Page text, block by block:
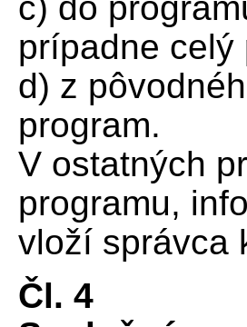
prípadne celý
d) z
program.
V ostatných
programu,
vloží správca
Čl. 4